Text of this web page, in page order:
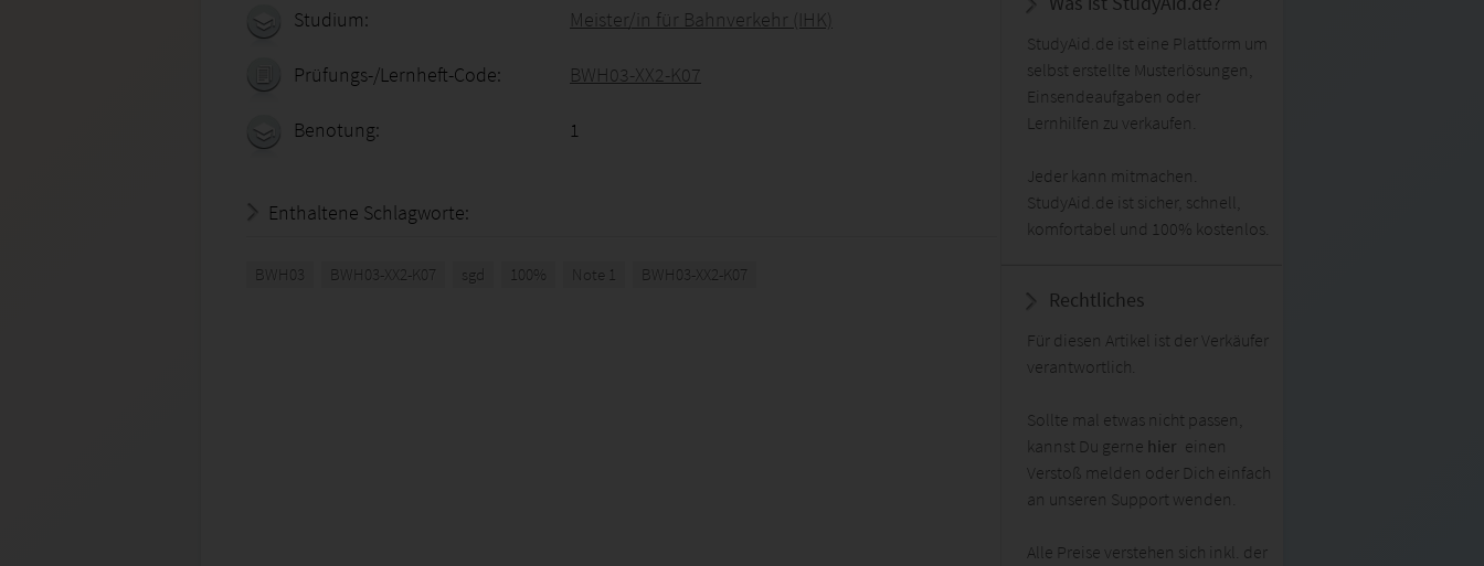
Studium: Meister/in für Bahnverkehr (IHK)
Prüfungs-/Lernheft-Code: BWH03-XX2-K07
Benotung: 1
Enthaltene Schlagworte:
BWH03 BWH03-XX2-K07 sgd 100% Note 1 BWH03-XX2-K07
StudyAid.de ist eine Plattform um
selbst erstellte Musterlösungen,
Einsendeaufgaben oder
Lernhilfen zu verkaufen.
Jeder kann mitmachen.
StudyAid.de ist sicher, schnell,
komfortabel und 100% kostenlos.
Rechtliches
Für diesen Artikel ist der Verkäufer
verantwortlich.
Sollte mal etwas nicht passen,
kannst Du gerne hier einen
Verstoß melden oder Dich einfach
an unseren Support wenden.
Alle Preise verstehen sich inkl. der